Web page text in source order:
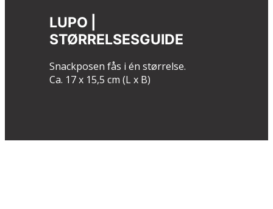
LUPO |
STØRRELSESGUIDE
Snackposen fås i én størrelse.
Ca. 17 x 15,5 cm (L x B)